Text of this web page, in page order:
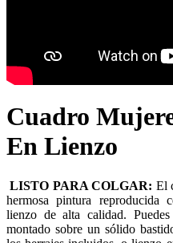
Cuadro
En Lienzo
LISTO PARA COLGAR: El
hermosa pintura reproducida
lienzo de alta calidad.
montado sobre un sólido